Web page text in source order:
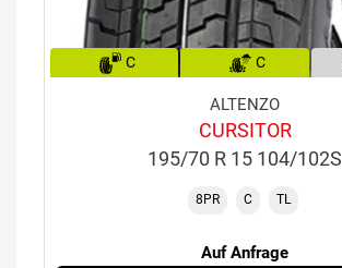
C C
ALTENZO
CURSITOR
195/70 R 15 104/102S
8PR C TL
Auf Anfrage